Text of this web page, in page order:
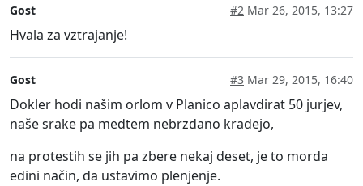
Gost #2 Mar 26, 2015, 13:27
Hvala za vztrajanje!
Gost #3 Mar 29, 2015, 16:40
Dokler hodi našim orlom v Planico aplavdirat 50 jurjev,
naše srake pa medtem nebrzdano kradejo,
na protestih se jih pa zbere nekaj deset, je to morda
edini način, da ustavimo plenjenje.